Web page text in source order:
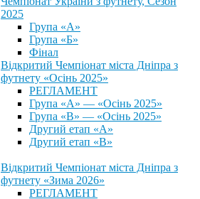
2025
Група «А»
Група «Б»
Фінал
Відкритий Чемпіонат міста Дніпра з
футнету «Осінь 2025»
РЕГЛАМЕНТ
Група «А» — «Осінь 2025»
Група «В» — «Осінь 2025»
Другий етап «А»
Другий етап «В»
Відкритий Чемпіонат міста Дніпра з
футнету «Зима 2026»
РЕГЛАМЕНТ